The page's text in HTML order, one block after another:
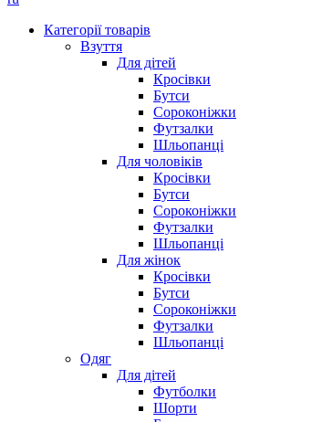
Категорії товарів
Взуття
Для дітей
Кросівки
Бутси
Сороконіжки
Футзалки
Шльопанці
Для чоловіків
Кросівки
Бутси
Сороконіжки
Футзалки
Шльопанці
Для жінок
Кросівки
Бутси
Сороконіжки
Футзалки
Шльопанці
Одяг
Для дітей
Футболки
Шорти